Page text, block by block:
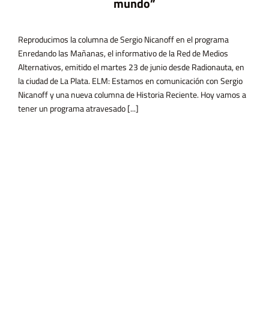
mundo”
Reproducimos la columna de Sergio Nicanoff en el programa
Enredando las Mañanas, el informativo de la Red de Medios
Alternativos, emitido el martes 23 de junio desde Radionauta, en
la ciudad de La Plata. ELM: Estamos en comunicación con Sergio
Nicanoff y una nueva columna de Historia Reciente. Hoy vamos a
tener un programa atravesado [...]